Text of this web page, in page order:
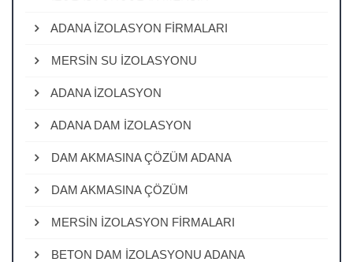
ADANA İZOLASYON FİRMALARI
MERSİN SU İZOLASYONU
ADANA İZOLASYON
ADANA DAM İZOLASYON
DAM AKMASINA ÇÖZÜM ADANA
DAM AKMASINA ÇÖZÜM
MERSİN İZOLASYON FİRMALARI
BETON DAM İZOLASYONU ADANA